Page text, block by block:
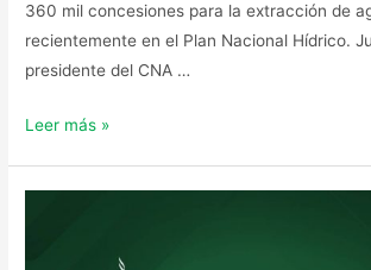
360 mil concesiones para la extracción de
recientemente en el Plan Nacional Hídrico.
presidente del CNA …
Leer más »